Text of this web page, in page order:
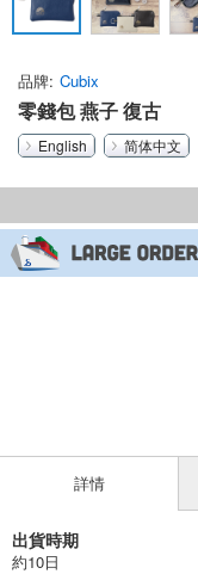
品牌 Cubix
零錢包 燕子 復古
English 简体中文
詳情
出貨時期
約10日